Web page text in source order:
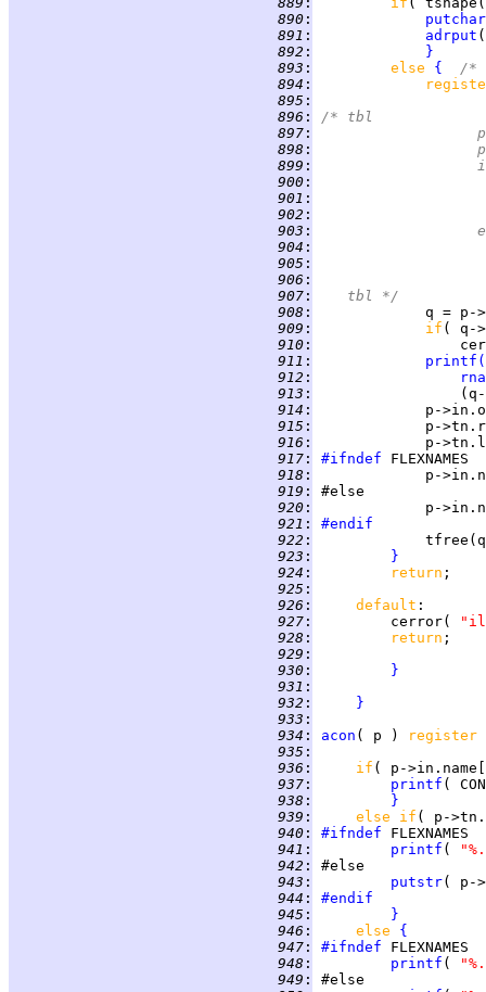
890 :
putchar
891 :
adrput
892 :
}
893 : else {
/*
894 :
895 :
896 :
/* tbl
897 :
898 :
899 :
900 :
901 :
902 :
903 :
904 :
905 :
906 :
907 :
   tbl */
908 :
909 : if ( q-
910 :
911 : printf (
912 :
913 :
914 :
915 :
916 :
p-
917 : #ifndef
918 :
p-
919 :
920 :
p-
921 :
#endif
922 :
923 :
}
924 : return
925 :
926 : default
927 :
         cerror(
928 : return
929 :
930 :
}
931 :
932 :
}
933 :
934 : acon ( p )
register
935 :
936 : if ( p->in.name[
937 :
printf
938 :
}
939 : else if ( p-
940 : #ifndef
941 : printf (
942 :
943 :
putstr
944 :
#endif
945 :
}
946 : else {
947 : #ifndef
948 : printf (
949 :